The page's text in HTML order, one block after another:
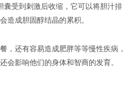
囊受到刺激后收缩，它可以将胆汁排
造成胆固醇结晶的累积。
，还有容易造成肥胖等等慢性疾病，
会影响他们的身体和智商的发育。